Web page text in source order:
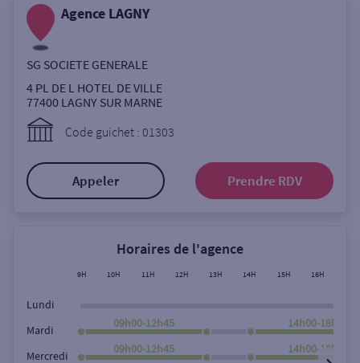
Ville / Code postal
Rue
Rechercher
Agence LAGNY
SG SOCIETE GENERALE
4 PL DE L HOTEL DE VILLE
77400 LAGNY SUR MARNE
Code guichet : 01303
Appeler Prendre RDV
Horaires de l'agence
9H 10H 11H 12H 13H 14H 15H 16H
Lundi
Mardi
09h00-12h45 14h00-18h00
Mercredi
09h00-12h45 14h00-18h00